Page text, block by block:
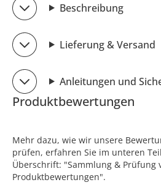
Beschreibung
Lieferung & Versand
Anleitungen und
Produktbewertungen
Mehr dazu, wie wir unsere
prüfen, erfahren Sie im unteren
Überschrift: "Sammlung & Prüfung
Produktbewertungen".